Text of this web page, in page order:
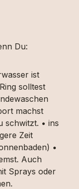
Du:
ist
solltest
machst
schwitzt. • ins
Zeit
•
Auch
Sprays oder